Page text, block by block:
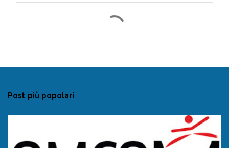
i
Post più popolari